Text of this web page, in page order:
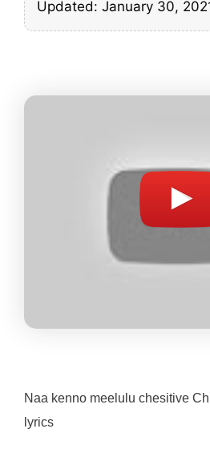
Updated: January 30,
Naa kenno meelulu chesitive
lyrics